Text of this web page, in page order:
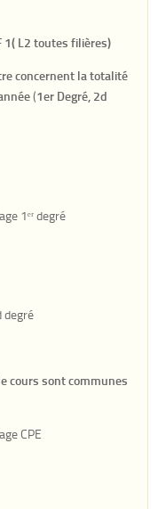
1( L2 toutes filières)
concernent la totalité
(1er Degré, 2d
1ᵉʳ degré
degré
cours sont communes
CPE